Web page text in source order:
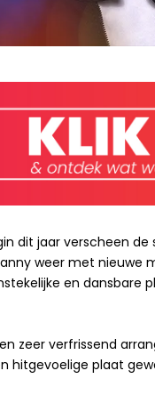
dit jaar verscheen de
weer met nieuwe
en dansbare
zeer verfrissend
hitgevoelige plaat